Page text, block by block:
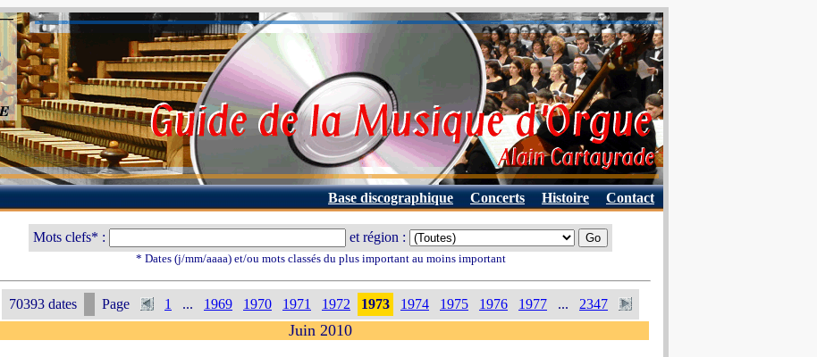
Base discographique Concerts Histoire Contact
Mots clefs* : et région :
* Dates (j/mm/aaaa) et/ou mots classés du plus important au moins important
70393 dates Page 1 ... 1969 1970 1971 1972 1973 1974 1975 1976 1977 ... 2347
Juin 2010